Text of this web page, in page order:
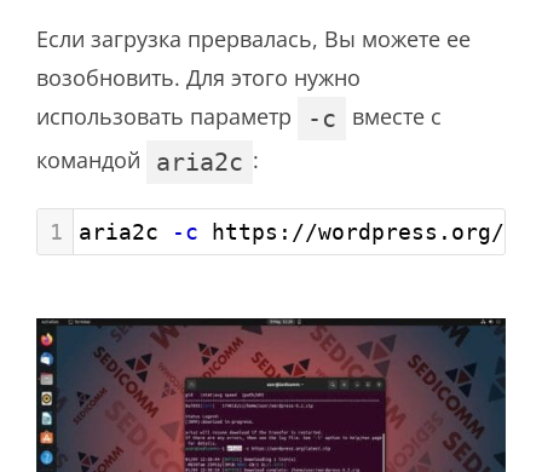
Если загрузка прервалась, Вы можете ее
возобновить. Для этого нужно
использовать параметр
-c
вместе с
командой
aria2c :
1 aria2c -c https://wordpress.org/